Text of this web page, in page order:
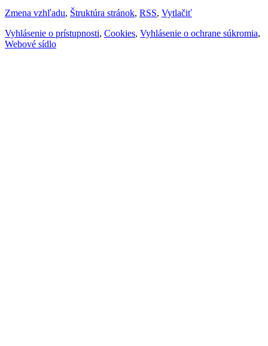
Zmena vzhľadu, Štruktúra stránok, RSS, Vytlačiť
Vyhlásenie o prístupnosti, Cookies, Vyhlásenie o ochrane súkromia,
Webové sídlo